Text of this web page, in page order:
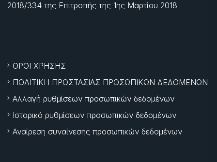
2018/334 της Επιτροπής της 1ης Μαρτίου 2018
ΟΡΟΙ ΧΡΗΣΗΣ
ΠΟΛΙΤΙΚΗ ΠΡΟΣΤΑΣΙΑΣ ΠΡΟΣΩΠΙΚΩΝ ΔΕΔΟΜΕΝΩΝ
Αλλαγή ρυθμίσεων προσωπικών δεδομένων
Ιστορικό ρυθμίσεων προσωπικών δεδομένων
Αναίρεση συναίνεσης προσωπικών δεδομένων